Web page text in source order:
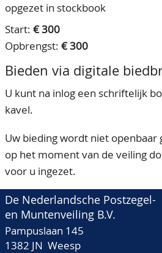
opgezet in stockbook
Start: € 300
Opbrengst: € 300
Bieden via digitale
U kunt na inlog een schriftelijk
kavel.
Uw bieding wordt niet openbaar
op het moment van de veiling
voor u ingezet.
De Nederlandsche Postzegel-
en Muntenveiling B.V.
Pampuslaan 145
1382 JN Weesp